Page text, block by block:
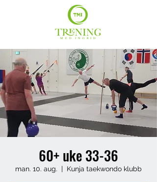
60+ uke 33-36
man. 10. aug.
  |
Kunja taekwondo klubb